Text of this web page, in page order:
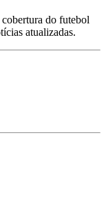
do futebol
atualizadas.